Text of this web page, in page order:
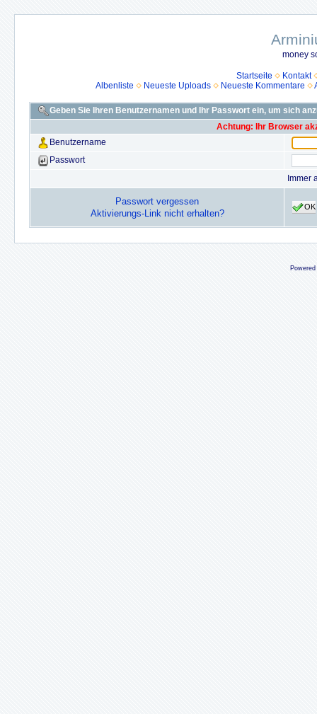
money
Startseite
Kontakt
Albenliste
Neueste Uploads Neueste Kommentare
Geben Sie Ihren Benutzernamen und Ihr Passwort ein, um sich
Achtung: Ihr Browser
Benutzername
Passwort
Immer
Passwort vergessen
Aktivierungs-Link nicht erhalten?
OK